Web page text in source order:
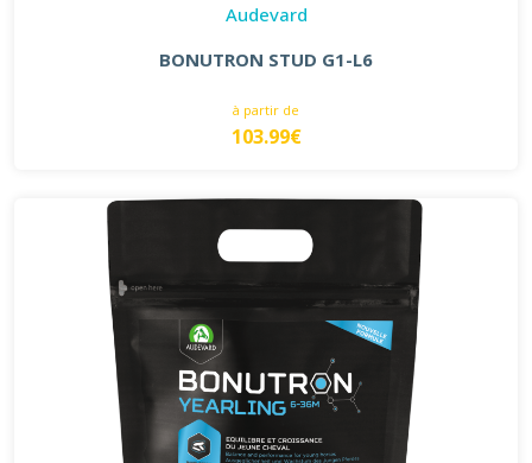
Audevard
BONUTRON STUD G1-L6
à partir de
103.99€